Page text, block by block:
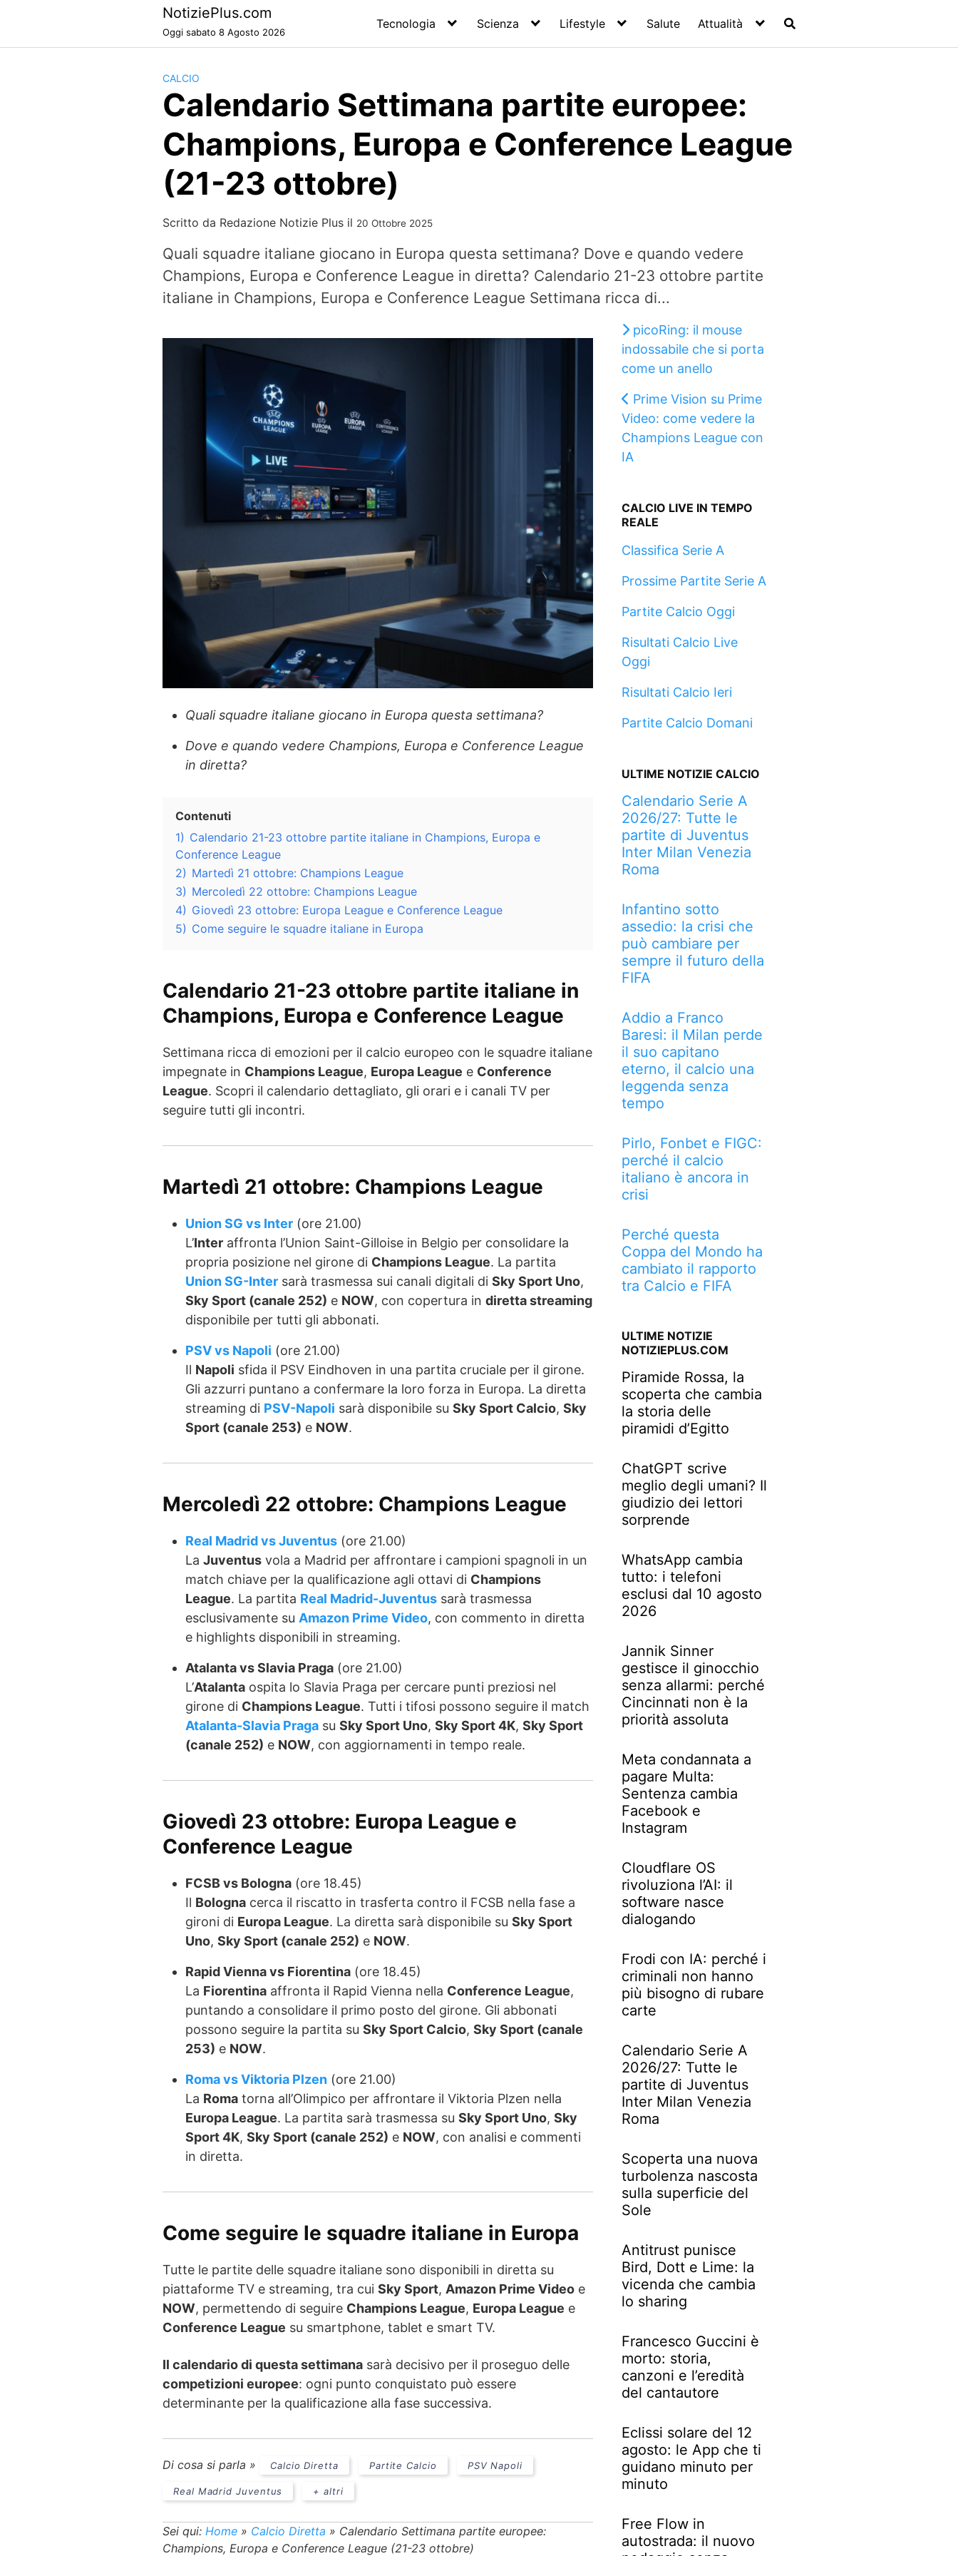
NotiziePlus.com
Oggi sabato 8 Agosto 2026
Tecnologia Scienza Lifestyle Salute Attualità
CALCIO
Calendario Settimana partite europee:
Champions, Europa e Conference League
(21-23 ottobre)
Scritto da Redazione Notizie Plus il 20 Ottobre 2025
Quali squadre italiane giocano in Europa questa settimana? Dove e quando vedere
Champions, Europa e Conference League in diretta? Calendario 21-23 ottobre partite
italiane in Champions, Europa e Conference League Settimana ricca di...
Quali squadre italiane giocano in Europa questa settimana?
Dove e quando vedere Champions, Europa e Conference League
in diretta?
Contenuti
1) Calendario 21-23 ottobre partite italiane in Champions, Europa e
Conference League
2) Martedì 21 ottobre: Champions League
3) Mercoledì 22 ottobre: Champions League
4) Giovedì 23 ottobre: Europa League e Conference League
5) Come seguire le squadre italiane in Europa
Calendario 21-23 ottobre partite italiane in
Champions, Europa e Conference League
Settimana ricca di emozioni per il calcio europeo con le squadre italiane
impegnate in Champions League, Europa League e Conference
League. Scopri il calendario dettagliato, gli orari e i canali TV per
seguire tutti gli incontri.
Martedì 21 ottobre: Champions League
Union SG vs Inter (ore 21.00)
L’Inter affronta l’Union Saint-Gilloise in Belgio per consolidare la
propria posizione nel girone di Champions League. La partita
Union SG-Inter sarà trasmessa sui canali digitali di Sky Sport Uno,
Sky Sport (canale 252) e NOW, con copertura in diretta streaming
disponibile per tutti gli abbonati.
PSV vs Napoli (ore 21.00)
Il Napoli sfida il PSV Eindhoven in una partita cruciale per il girone.
Gli azzurri puntano a confermare la loro forza in Europa. La diretta
streaming di PSV-Napoli sarà disponibile su Sky Sport Calcio, Sky
Sport (canale 253) e NOW.
Mercoledì 22 ottobre: Champions League
Real Madrid vs Juventus (ore 21.00)
La Juventus vola a Madrid per affrontare i campioni spagnoli in un
match chiave per la qualificazione agli ottavi di Champions
League. La partita Real Madrid-Juventus sarà trasmessa
esclusivamente su Amazon Prime Video, con commento in diretta
e highlights disponibili in streaming.
Atalanta vs Slavia Praga (ore 21.00)
L’Atalanta ospita lo Slavia Praga per cercare punti preziosi nel
girone di Champions League. Tutti i tifosi possono seguire il match
Atalanta-Slavia Praga su Sky Sport Uno, Sky Sport 4K, Sky Sport
(canale 252) e NOW, con aggiornamenti in tempo reale.
Giovedì 23 ottobre: Europa League e
Conference League
FCSB vs Bologna (ore 18.45)
Il Bologna cerca il riscatto in trasferta contro il FCSB nella fase a
gironi di Europa League. La diretta sarà disponibile su Sky Sport
Uno, Sky Sport (canale 252) e NOW.
Rapid Vienna vs Fiorentina (ore 18.45)
La Fiorentina affronta il Rapid Vienna nella Conference League,
puntando a consolidare il primo posto del girone. Gli abbonati
possono seguire la partita su Sky Sport Calcio, Sky Sport (canale
253) e NOW.
Roma vs Viktoria Plzen (ore 21.00)
La Roma torna all’Olimpico per affrontare il Viktoria Plzen nella
Europa League. La partita sarà trasmessa su Sky Sport Uno, Sky
Sport 4K, Sky Sport (canale 252) e NOW, con analisi e commenti
in diretta.
Come seguire le squadre italiane in Europa
Tutte le partite delle squadre italiane sono disponibili in diretta su
piattaforme TV e streaming, tra cui Sky Sport, Amazon Prime Video e
NOW, permettendo di seguire Champions League, Europa League e
Conference League su smartphone, tablet e smart TV.
Il calendario di questa settimana sarà decisivo per il proseguo delle
competizioni europee: ogni punto conquistato può essere
determinante per la qualificazione alla fase successiva.
Di cosa si parla » Calcio Diretta Partite Calcio PSV Napoli
Real Madrid Juventus + altri
Sei qui: Home » Calcio Diretta » Calendario Settimana partite europee:
Champions, Europa e Conference League (21-23 ottobre)
picoRing: il mouse
indossabile che si porta
come un anello
Prime Vision su Prime
Video: come vedere la
Champions League con
IA
CALCIO LIVE IN TEMPO
REALE
Classifica Serie A
Prossime Partite Serie A
Partite Calcio Oggi
Risultati Calcio Live
Oggi
Risultati Calcio Ieri
Partite Calcio Domani
ULTIME NOTIZIE CALCIO
Calendario Serie A
2026/27: Tutte le
partite di Juventus
Inter Milan Venezia
Roma
Infantino sotto
assedio: la crisi che
può cambiare per
sempre il futuro della
FIFA
Addio a Franco
Baresi: il Milan perde
il suo capitano
eterno, il calcio una
leggenda senza
tempo
Pirlo, Fonbet e FIGC:
perché il calcio
italiano è ancora in
crisi
Perché questa
Coppa del Mondo ha
cambiato il rapporto
tra Calcio e FIFA
ULTIME NOTIZIE
NOTIZIEPLUS.COM
Piramide Rossa, la
scoperta che cambia
la storia delle
piramidi d’Egitto
ChatGPT scrive
meglio degli umani? Il
giudizio dei lettori
sorprende
WhatsApp cambia
tutto: i telefoni
esclusi dal 10 agosto
2026
Jannik Sinner
gestisce il ginocchio
senza allarmi: perché
Cincinnati non è la
priorità assoluta
Meta condannata a
pagare Multa:
Sentenza cambia
Facebook e
Instagram
Cloudflare OS
rivoluziona l’AI: il
software nasce
dialogando
Frodi con IA: perché i
criminali non hanno
più bisogno di rubare
carte
Calendario Serie A
2026/27: Tutte le
partite di Juventus
Inter Milan Venezia
Roma
Scoperta una nuova
turbolenza nascosta
sulla superficie del
Sole
Antitrust punisce
Bird, Dott e Lime: la
vicenda che cambia
lo sharing
Francesco Guccini è
morto: storia,
canzoni e l’eredità
del cantautore
Eclissi solare del 12
agosto: le App che ti
guidano minuto per
minuto
Free Flow in
autostrada: il nuovo